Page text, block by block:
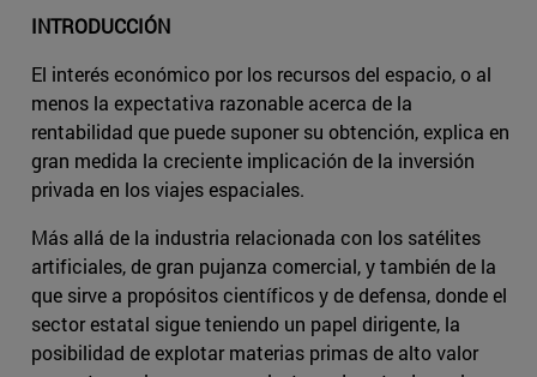
INTRODUCCIÓN
El interés económico por los recursos del espacio, o al
menos la expectativa razonable acerca de la
rentabilidad que puede suponer su obtención, explica en
gran medida la creciente implicación de la inversión
privada en los viajes espaciales.
Más allá de la industria relacionada con los satélites
artificiales, de gran pujanza comercial, y también de la
que sirve a propósitos científicos y de defensa, donde el
sector estatal sigue teniendo un papel dirigente, la
posibilidad de explotar materias primas de alto valor